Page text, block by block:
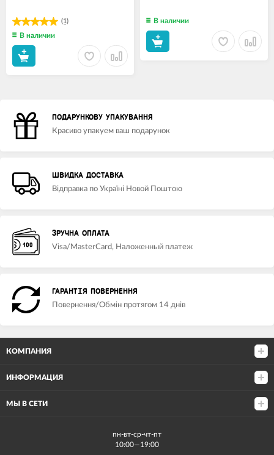
(1)
В наличии
В наличии
ПОДАРУНКОВУ УПАКУВАННЯ
Красиво упакуем ваш подарунок
ШВИДКА ДОСТАВКА
Відправка по Україні Новой Поштою
ЗРУЧНА ОПЛАТА
Visa/MasterCard, Наложенный платеж
ГАРАНТІЯ ПОВЕРНЕННЯ
Повернення/Обмін протягом 14 днів
КОМПАНИЯ
ИНФОРМАЦИЯ
МЫ В СЕТИ
пн-вт-ср-чт-пт
10:00—19:00